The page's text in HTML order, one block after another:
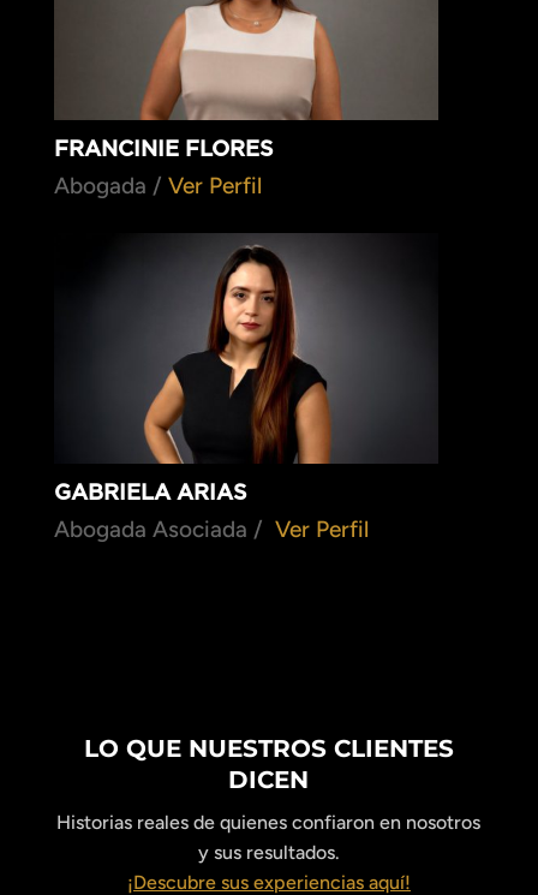
FRANCINIE FLORES
Abogada / Ver Perfil
GABRIELA ARIAS
Abogada Asociada / Ver Perfil
LO QUE NUESTROS CLIENTES
DICEN
Historias reales de quienes confiaron en nosotros
y sus resultados.
¡Descubre sus experiencias aquí!